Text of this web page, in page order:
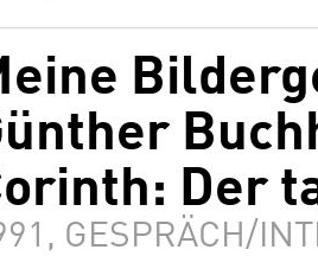
Der
GESPRÄCH/